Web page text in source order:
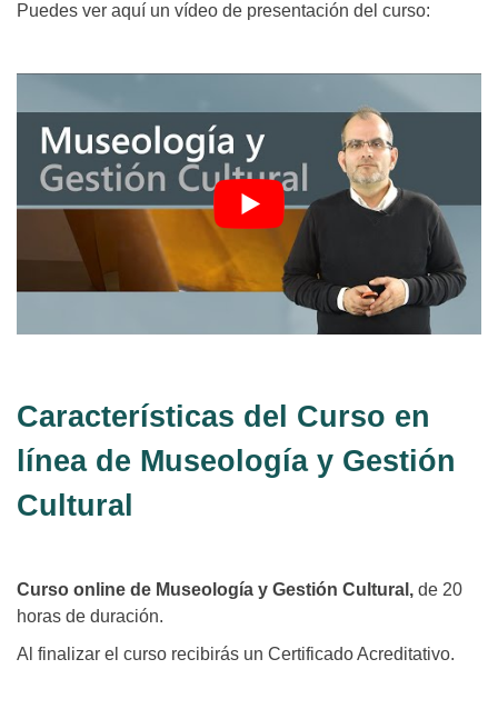
Puedes ver aquí un vídeo de presentación del curso:
Características del Curso en
línea de Museología y Gestión
Cultural
Curso online de Museología y Gestión Cultural, de 20
horas de duración.
Al finalizar el curso recibirás un Certificado Acreditativo.